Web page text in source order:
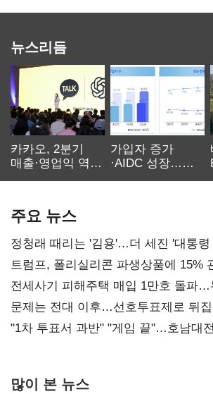
뉴스리듬
카카오, 2분기
매출·영업익 역대
가입자 증가
·AIDC 성장…
주요 뉴스
정청래 때리는 '김용'…더 세진 '대통령
트럼프, 폴리실리콘 파생상품에 15%
재건"
전세사기 피해주택 매입 1만호 돌파…
4만278명
문제는 전대 이후…선호투표제로 뒤
불복'
"1차 투표서 과반" "게임 끝"…호남대
많이 본 뉴스